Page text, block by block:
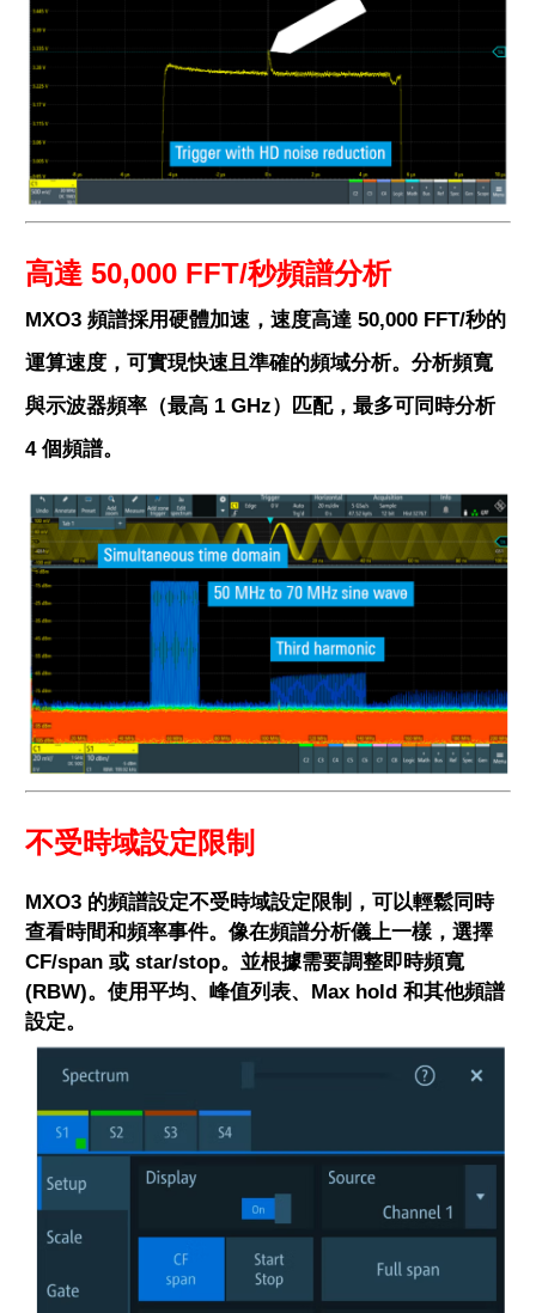
高達 50,000 FFT/秒頻譜分析
MXO3 頻譜採用硬體加速，速度高達 50,000 FFT/秒的
運算速度，可實現快速且準確的頻域分析。分析頻寬
與示波器頻率（最高 1 GHz）匹配，最多可同時分析
4 個頻譜。
不受時域設定限制
MXO3 的頻譜設定不受時域設定限制，可以輕鬆同時
查看時間和頻率事件。像在頻譜分析儀上一樣，選擇
CF/span 或 star/stop。並根據需要調整即時頻寬
(RBW)。使用平均、峰值列表、Max hold 和其他頻譜
設定。